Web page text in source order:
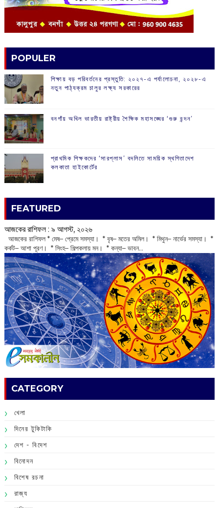
POPULER
শিক্ষায় বড় পরিবর্তনের প্রস্তুতি: ২০২৭-এ পর্যালোচনা, ২০২৮-এ
নতুন পাঠ্যক্রম চালুর লক্ষ্য সরকারের
বনগাঁয় অখিল ভারতীয় রাষ্ট্রীয় শৈক্ষিক মহাসঙ্ঘের ‘গুরু বন্দন’
প্রাথমিক শিক্ষকদের ‘সারপ্লাস’ বদলিতে সাময়িক স্থগিতাদেশ
কলকাতা হাইকোর্টের
FEATURED
আজকের রাশিফল :‌ ‌‌৯ আগস্ট, ২০২৬
‌ আজকের রাশিফল * মেষ– প্রেমে সমস্যা। * বৃষ– মতের অমিল। * মিথুন– নার্ভের সমস্যা। *
কর্কট– আশা পূরণ। * সিংহ– শিল্পকলায় মন। * কন্যা– ভাবন...
CATEGORY
খেলা
দিনের টুকিটাকি
দেশ - বিদেশ
বিনোদন
বিশেষ রচনা
রাজ্য